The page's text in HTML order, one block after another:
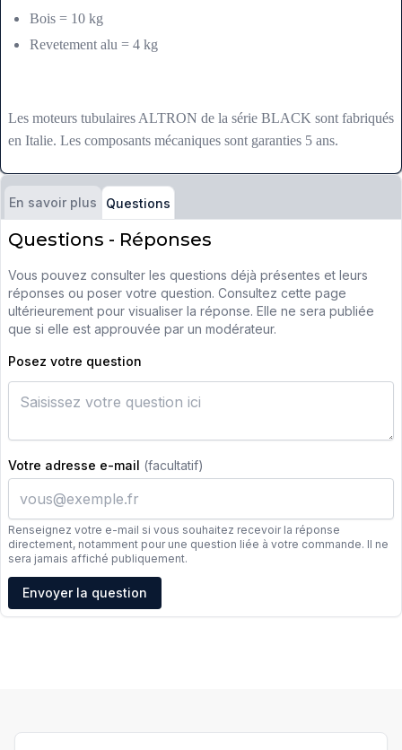
Bois = 10 kg
Revetement alu = 4 kg
Les moteurs tubulaires ALTRON de la série BLACK sont fabriqués
en Italie. Les composants mécaniques sont garanties 5 ans.
En savoir plus Questions
Questions - Réponses
Vous pouvez consulter les questions déjà présentes et leurs
réponses ou poser votre question. Consultez cette page
ultérieurement pour visualiser la réponse. Elle ne sera publiée
que si elle est approuvée par un modérateur.
Posez votre question
Votre adresse e-mail (facultatif)
Renseignez votre e-mail si vous souhaitez recevoir la réponse
directement, notamment pour une question liée à votre commande. Il ne
sera jamais affiché publiquement.
Adresse e-mail
Envoyer la question